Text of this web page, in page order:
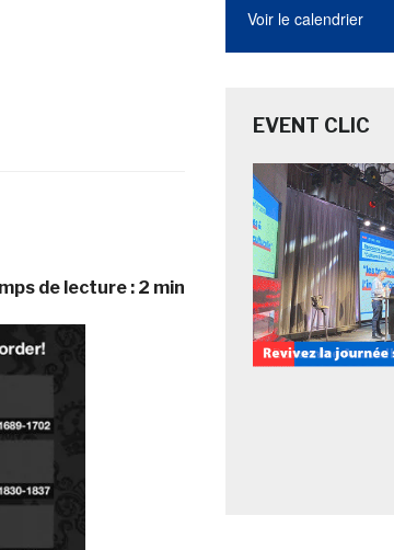
de lecture : 2 min
Voir le calendrier
EVENT CLIC